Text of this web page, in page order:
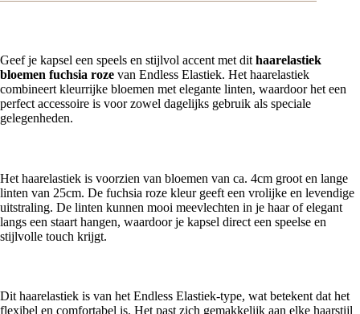
Geef je kapsel een speels en stijlvol accent met dit haarelastiek
bloemen fuchsia roze van Endless Elastiek. Het haarelastiek
combineert kleurrijke bloemen met elegante linten, waardoor het een
perfect accessoire is voor zowel dagelijks gebruik als speciale
gelegenheden.
Het haarelastiek is voorzien van bloemen van ca. 4cm groot en lange
linten van 25cm. De fuchsia roze kleur geeft een vrolijke en levendige
uitstraling. De linten kunnen mooi meevlechten in je haar of elegant
langs een staart hangen, waardoor je kapsel direct een speelse en
stijlvolle touch krijgt.
Dit haarelastiek is van het Endless Elastiek-type, wat betekent dat het
flexibel en comfortabel is. Het past zich gemakkelijk aan elke haarstijl